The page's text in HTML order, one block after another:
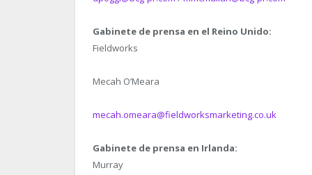
Gabinete de prensa en el Reino Unido:
Fieldworks
Mecah O’Meara
mecah.omeara@fieldworksmarketing.co.uk
Gabinete de prensa en Irlanda:
Murray